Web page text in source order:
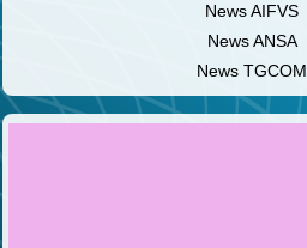
News AIFVS
News ANSA
News TGCOM